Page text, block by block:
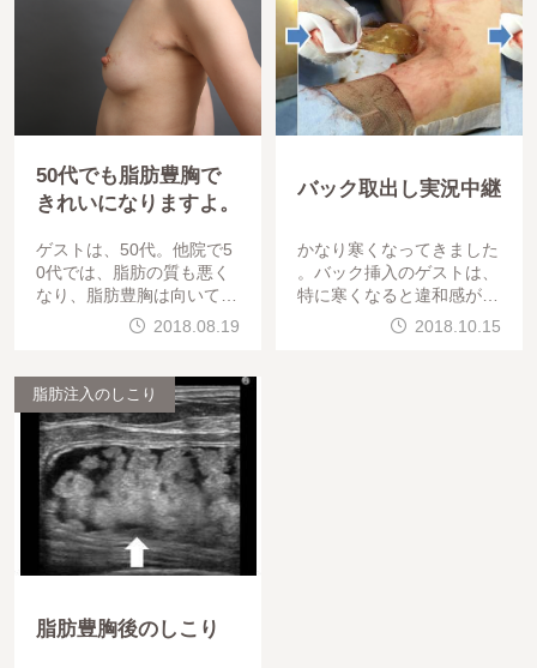
50代でも脂肪豊胸で
きれいになりますよ。
ゲストは、50代。他院で5
0代では、脂肪の質も悪く
なり、脂肪豊胸は向いてい
ない。バック豊胸かヒアル
ロン酸豊胸しましょうと言
へ御相談に来られました。
&nb
2018.08.19
バック取出し実況中継
かなり寒くなってきました
。バック挿入のゲストは、
特に寒くなると違和感が強
くなるのか、相談が一気に
増えてきました。50代女性
2018.10.15
脂肪注入のしこり
脂肪豊胸後のしこり